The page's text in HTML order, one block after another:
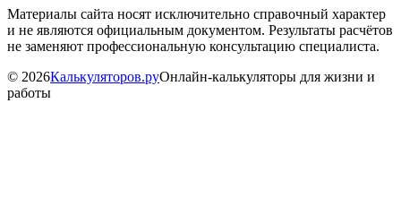
Материалы сайта носят исключительно справочный характер
и не являются официальным документом. Результаты расчётов
не заменяют профессиональную консультацию специалиста.
© 2026Калькуляторов.руОнлайн-калькуляторы для жизни и
работы